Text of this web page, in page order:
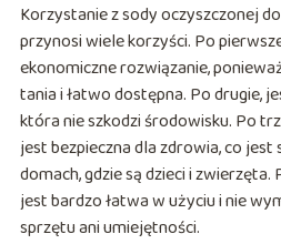
Korzystanie z sody oczyszczonej
przynosi wiele korzyści. Po
ekonomiczne rozwiązanie,
tania i łatwo dostępna. Po drugie,
która nie szkodzi środowisku. Po
jest bezpieczna dla zdrowia, co
domach, gdzie są dzieci i
jest bardzo łatwa w użyciu i nie
sprzętu ani umiejętności.